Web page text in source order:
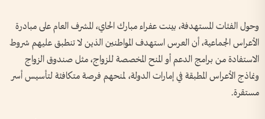
وحول الفئات المستهدفة، بينت عفراء مبارك الحاي، المشرف العام على مبادرة
الأعراس الجماعية، أن العرس استهدف المواطنين الذين لا تنطبق عليهم شروط
الاستفادة من برامج الدعم أو المنح المخصصة للزواج، مثل صندوق الزواج
ونماذج الأعراس المطبقة في إمارات الدولة، لمنحهم فرصة متكافئة لتأسيس أسر
مستقرة.